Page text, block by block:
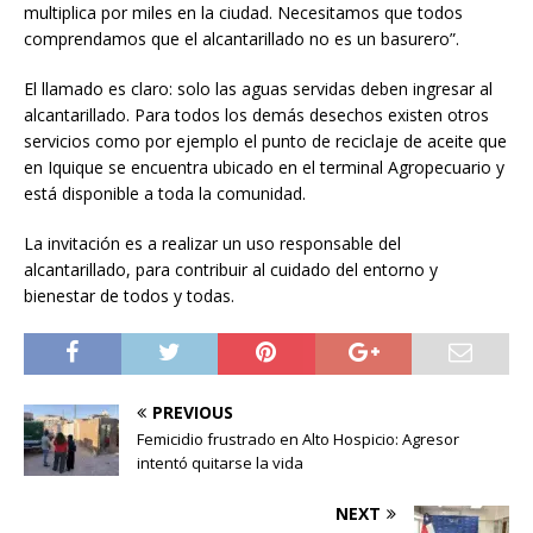
multiplica por miles en la ciudad. Necesitamos que todos
comprendamos que el alcantarillado no es un basurero”.
El llamado es claro: solo las aguas servidas deben ingresar al
alcantarillado. Para todos los demás desechos existen otros
servicios como por ejemplo el punto de reciclaje de aceite que
en Iquique se encuentra ubicado en el terminal Agropecuario y
está disponible a toda la comunidad.
La invitación es a realizar un uso responsable del
alcantarillado, para contribuir al cuidado del entorno y
bienestar de todos y todas.
PREVIOUS
Femicidio frustrado en Alto Hospicio: Agresor
intentó quitarse la vida
NEXT